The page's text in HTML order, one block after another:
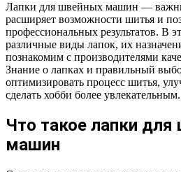
Лапки для швейных машин —
расширяет возможности шитья и
профессиональных результатов. В
различные виды лапок, их
познакомим с производителями
Знание о лапках и правильный
оптимизировать процесс шитья,
сделать хобби более увлекательным.
Что такое лапки
машин